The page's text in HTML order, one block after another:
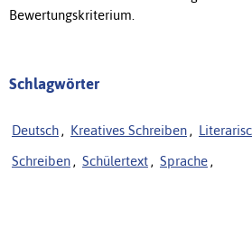
Bewertungskriterium.
Schlagwörter
Deutsch , Kreatives Schreiben ,
Schreiben , Schülertext , Sprache ,